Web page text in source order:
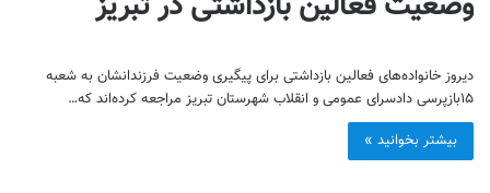
دیروز خانواده‌های فعالین بازداشتی برای پیگیری وضعیت فرزندانشان به شعبه
۱۵بازپرسی دادسرای عمومی و انقلاب شهرستان تبریز مراجعه کرده‌اند که…
بیشتر بخوانید »